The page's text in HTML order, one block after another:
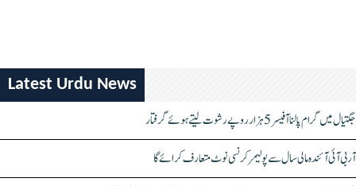
Latest Urdu News
جگتیال میں گرام پالنا آفیسر 5 ہزار روپے رشوت لیتے ہوئے گرفتار
آر بی آئی آئندہ مالی سال سے پولیمر کرنسی نوٹ متعارف کرائے گا